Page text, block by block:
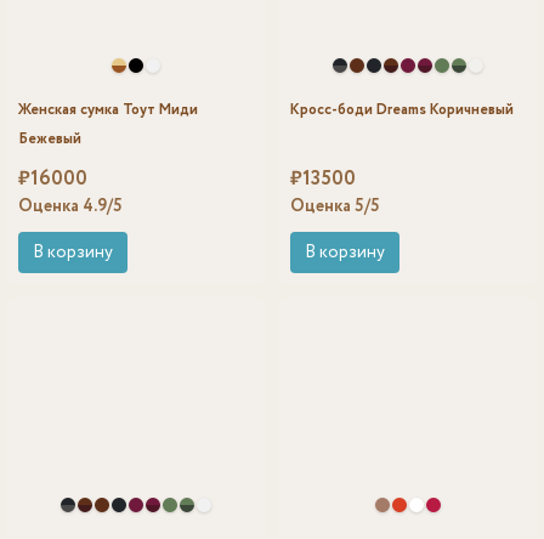
Женская сумка Тоут Миди
Бежевый
₽16000
Оценка 4.9/5
В корзину
Кросс-боди Dreams Коричневый
₽13500
Оценка 5/5
В корзину